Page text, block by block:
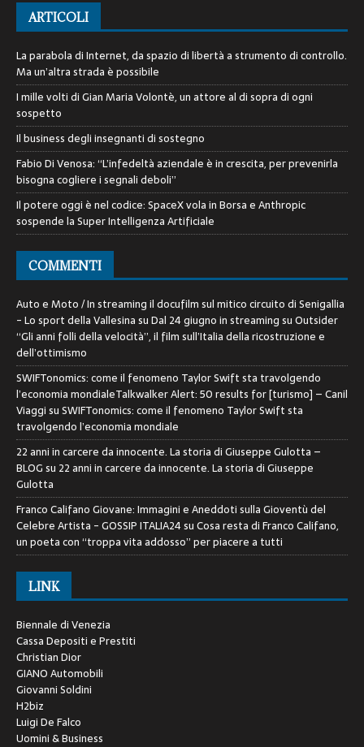
ARTICOLI
La parabola di Internet, da spazio di libertà a strumento di controllo.
Ma un’altra strada è possibile
I mille volti di Gian Maria Volontè, un attore al di sopra di ogni
sospetto
Il business degli insegnanti di sostegno
Fabio Di Venosa: “L’infedeltà aziendale è in crescita, per prevenirla
bisogna cogliere i segnali deboli”
Il potere oggi è nel codice: SpaceX vola in Borsa e Anthropic
sospende la Super Intelligenza Artificiale
COMMENTI
Auto e Moto / In streaming il docufilm sul mitico circuito di Senigallia
- Lo sport della VallesinasuDal 24 giugno in streaming su Outsider
“Gli anni folli della velocità”, il film sull’Italia della ricostruzione e
dell’ottimismo
SWIFTonomics: come il fenomeno Taylor Swift sta travolgendo
l’economia mondialeTalkwalker Alert: 50 results for [turismo] – Canil
ViaggisuSWIFTonomics: come il fenomeno Taylor Swift sta
travolgendo l’economia mondiale
22 anni in carcere da innocente. La storia di Giuseppe Gulotta –
BLOGsu 22 anni in carcere da innocente. La storia di Giuseppe
Gulotta
Franco Califano Giovane: Immagini e Aneddoti sulla Gioventù del
Celebre Artista - GOSSIP ITALIA24suCosa resta di Franco Califano,
un poeta con “troppa vita addosso” per piacere a tutti
LINK
Biennale di Venezia
Cassa Depositi e Prestiti
Christian Dior
GIANO Automobili
Giovanni Soldini
H2biz
Luigi De Falco
Uomini & Business